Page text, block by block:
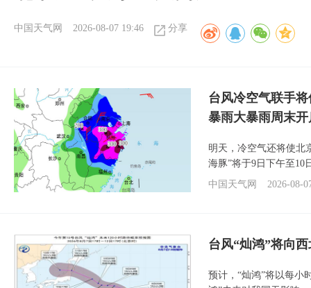
中国天气网 2026-08-07 19:46 分享
台风冷空气联手
暴雨大暴雨周末开
明天，冷空气还将使北
海豚”将于9日下午至10
中国天气网
2026-08-
台风“灿鸿”将向
预计，“灿鸿”将以每小